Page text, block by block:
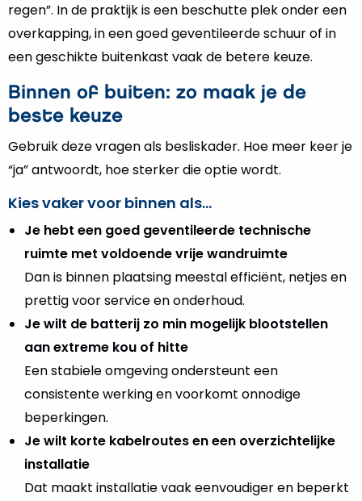
regen”. In de praktijk is een beschutte plek onder een
overkapping, in een goed geventileerde schuur of in
een geschikte buitenkast vaak de betere keuze.
Binnen of buiten: zo maak je de
beste keuze
Gebruik deze vragen als besliskader. Hoe meer keer je
“ja” antwoordt, hoe sterker die optie wordt.
Kies vaker voor binnen als…
Je hebt een goed geventileerde technische
ruimte met voldoende vrije wandruimte
Dan is binnen plaatsing meestal efficiënt, netjes en
prettig voor service en onderhoud.
Je wilt de batterij zo min mogelijk blootstellen
aan extreme kou of hitte
Een stabiele omgeving ondersteunt een
consistente werking en voorkomt onnodige
beperkingen.
Je wilt korte kabelroutes en een overzichtelijke
installatie
Dat maakt installatie vaak eenvoudiger en beperkt